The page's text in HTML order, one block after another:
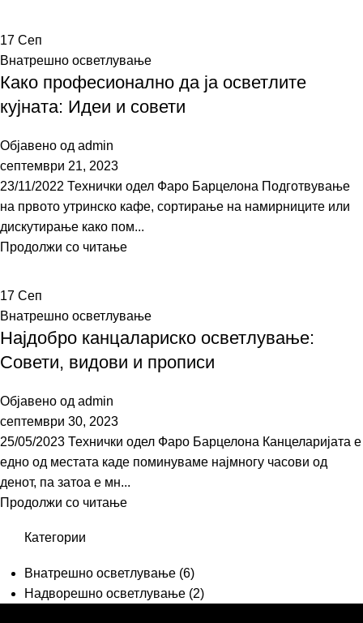
17 Сеп
Внатрешно осветлување
Како професионално да ја осветлите
кујната: Идеи и совети
Објавено од admin
септември 21, 2023
23/11/2022 Технички одел Фаро Барцелона Подготвување
на првото утринско кафе, сортирање на намирниците или
дискутирање како пом...
Продолжи со читање
17 Сеп
Внатрешно осветлување
Најдобро канцалариско осветлување:
Совети, видови и прописи
Објавено од admin
септември 30, 2023
25/05/2023 Технички одел Фаро Барцелона Канцеларијата е
едно од местата каде поминуваме најмногу часови од
денот, па затоа е мн...
Продолжи со читање
Категории
Внатрешно осветлување (6)
Надворешно осветлување (2)